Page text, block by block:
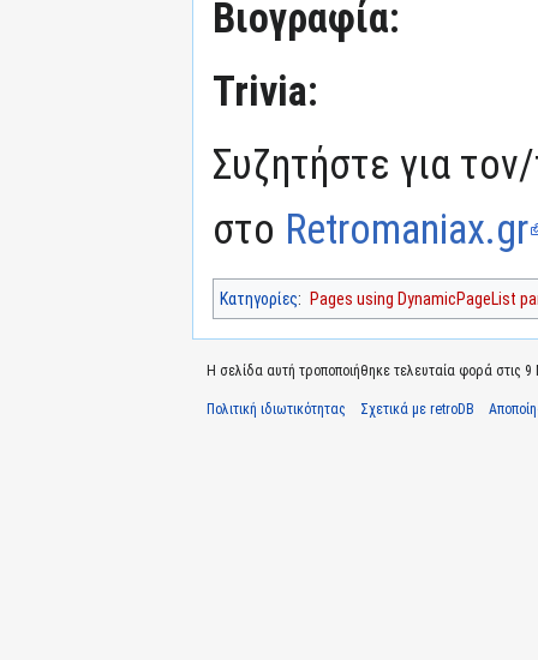
Βιογραφία:
Trivia:
Συζητήστε για
στο Retromaniax.gr
Κατηγορίες: Pages using DynamicPageList
Η σελίδα αυτή τροποποιήθηκε τελευταία φορά στις 9
Πολιτική ιδιωτικότητας Σχετικά με retroDB